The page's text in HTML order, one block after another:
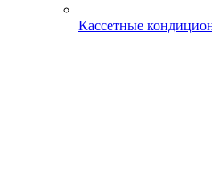
Кассетные